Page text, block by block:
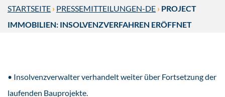
STARTSEITE › PRESSEMITTEILUNGEN-DE › PROJECT
IMMOBILIEN: INSOLVENZVERFAHREN ERÖFFNET
• Insolvenzverwalter verhandelt weiter über Fortsetzung der
laufenden Bauprojekte.